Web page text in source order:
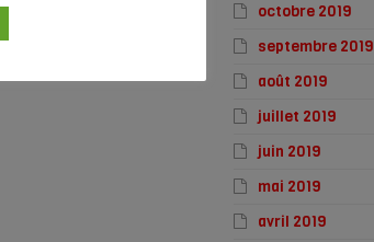
octobre 2019
septembre 2019
août 2019
juillet 2019
juin 2019
mai 2019
avril 2019